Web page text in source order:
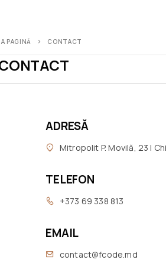
PAGINĂ CONTACT
ADRESĂ
Mitropolit P. Movilă, 23 |
TELEFON
+373 69 338 813
EMAIL
contact@fcode.md